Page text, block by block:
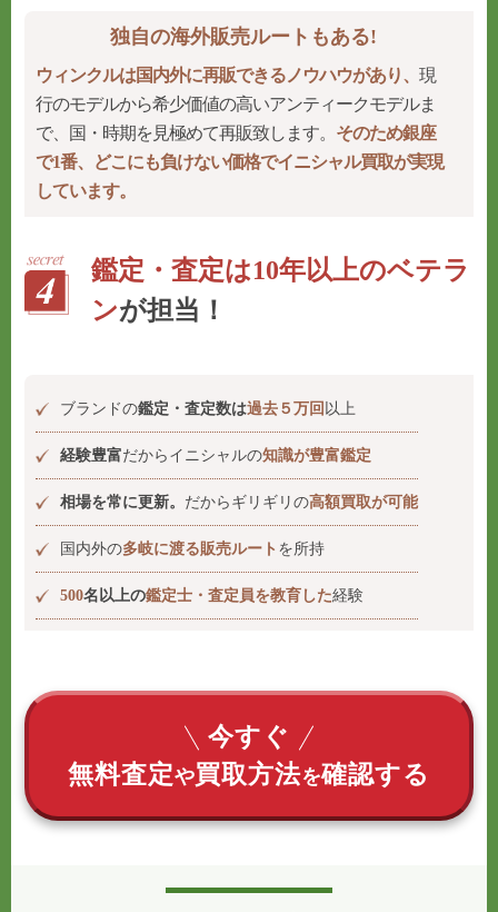
独自の海外販売ルートもある!
ウィンクルは国内外に再販できるノウハウがあり、現
行のモデルから希少価値の高いアンティークモデルま
で、国・時期を見極めて再販致します。 そのため銀座
で1番、どこにも負けない価格でイニシャル買取が実現
しています。
鑑定・査定は10年以上のベテラ
ンが担当！
ブランドの鑑定・査定数は過去５万回 以上
経験豊富だからイニシャルの知識が豊富鑑定
相場を常に更新。 だからギリギリの高額買取が可能
国内外の多岐に渡る販売ルート を所持
500名以上の鑑定士・査定員を教育した経験
今すぐ
無料査定や買取方法を確認する